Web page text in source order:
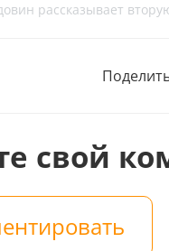
рассказывает
свой